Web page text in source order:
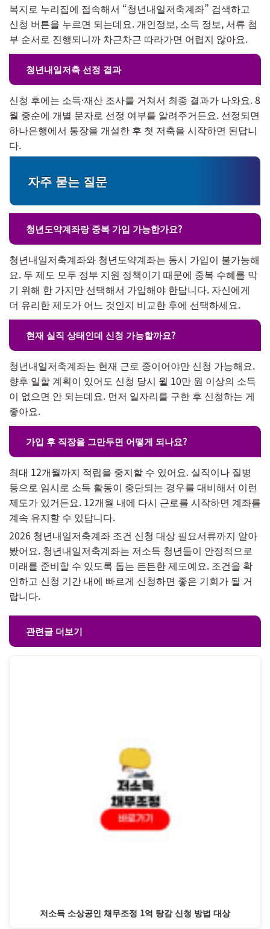
복지로 누리집에 접속해서 “청년내일저축계좌” 검색하고
신청 버튼을 누르면 되는데요. 개인정보, 소득 정보, 서류 첨
부 순서로 진행되니까 차근차근 따라가면 어렵지 않아요.
청년내일저축 선정 결과
신청 후에는 소득·재산 조사를 거쳐서 최종 결과가 나와요. 8
월 중순에 개별 문자로 선정 여부를 알려주거든요. 선정되면
하나은행에서 통장을 개설한 후 첫 저축을 시작하면 된답니
다.
자주 묻는 질문
청년도약계좌랑 중복 가입 가능한가요?
청년내일저축계좌와 청년도약계좌는 동시 가입이 불가능해
요. 두 제도 모두 정부 지원 정책이기 때문에 중복 수혜를 막
기 위해 한 가지만 선택해서 가입해야 한답니다. 자신에게
더 유리한 제도가 어느 것인지 비교한 후에 선택하세요.
현재 실직 상태인데 신청 가능할까요?
청년내일저축계좌는 현재 근로 중이어야만 신청 가능해요.
향후 일할 계획이 있어도 신청 당시 월 10만 원 이상의 소득
이 없으면 안 되는데요. 먼저 일자리를 구한 후 신청하는 게
좋아요.
가입 후 직장을 그만두면 어떻게 되나요?
최대 12개월까지 적립을 중지할 수 있어요. 실직이나 질병
등으로 임시로 소득 활동이 중단되는 경우를 대비해서 이런
제도가 있거든요. 12개월 내에 다시 근로를 시작하면 계좌를
계속 유지할 수 있답니다.
2026 청년내일저축계좌 조건 신청 대상 필요서류까지 알아
봤어요. 청년내일저축계좌는 저소득 청년들이 안정적으로
미래를 준비할 수 있도록 돕는 든든한 제도예요. 조건을 확
인하고 신청 기간 내에 빠르게 신청하면 좋은 기회가 될 거
랍니다.
관련글 더보기
저소득 소상공인 채무조정 1억 탕감 신청 방법 대상